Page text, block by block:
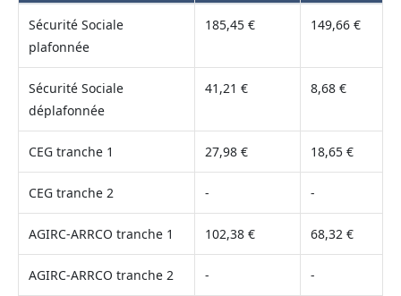
Sécurité Sociale
plafonnée
185,45 € 149,66 €
Sécurité Sociale
déplafonnée
41,21 € 8,68 €
CEG tranche 1 27,98 € 18,65 €
CEG tranche 2 - -
AGIRC-ARRCO tranche 1 102,38 € 68,32 €
AGIRC-ARRCO tranche 2 - -